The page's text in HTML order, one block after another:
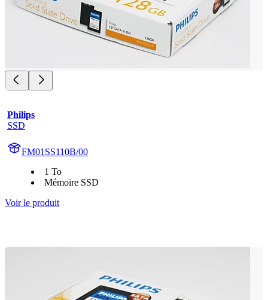
Philips
SSD
FM01SS110B/00
1 To
Mémoire SSD
Voir le produit